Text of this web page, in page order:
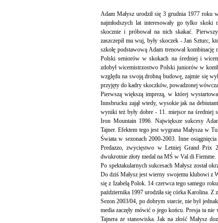
Adam Małysz urodził się 3 grudnia 1977 roku
najmłodszych lat interesowały go tylko skoki
skocznie i próbował na nich skakać.
zaszczepił mu wuj, były skoczek - Jan Szturc,
szkołę podstawową Adam trenował
Polski seniorów w skokach na średniej i
zdobył wicemistrzostwo Polski juniorów w
względu na swoją drobną budowę, zajmie się
przyjęty do kadry skoczków, powadzonej
Pierwszą większą imprezą, w której
Innsbrucku zajął wtedy, wysokie jak na
wyniki też były dobre - 11. miejsce na średniej
Iron Mountain 1996. Największe sukcesy
Tajner. Efektem tego jest wygrana Małysza w
Świata w sezonach 2000-2003. Inne
Predazzo, zwycięstwo w Letniej Grand Prix
dwukrotnie złoty medal na MŚ w Val di Fiemme.
Po spektakularnych sukcesach Małysz został
Do dziś Małysz jest wierny swojemu klubowi z
się z Izabelą Polok. 14 czerwca tego samego
października 1997 urodziła się córka Karolina. Z
Sezon 2003/04, po dobrym starcie, nie był
media zaczęły mówić o jego końcu. Presja ta
Tajnera ze stanowiska. Jak na złość Małysz